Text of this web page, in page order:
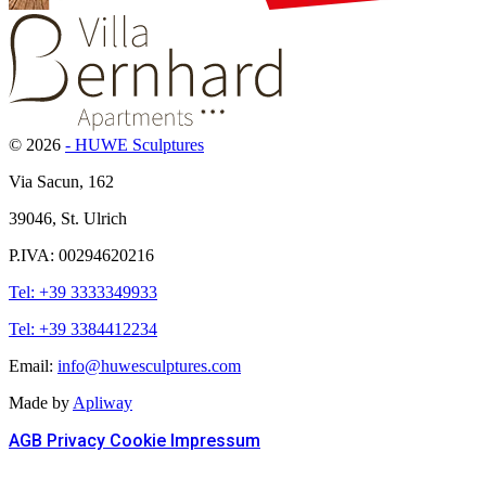
© 2026 - HUWE Sculptures
Via Sacun, 162
39046, St. Ulrich
P.IVA: 00294620216
Tel: +39 3333349933
Tel: +39 3384412234
Email: info@huwesculptures.com
Made by Apliway
AGB Privacy Cookie Impressum